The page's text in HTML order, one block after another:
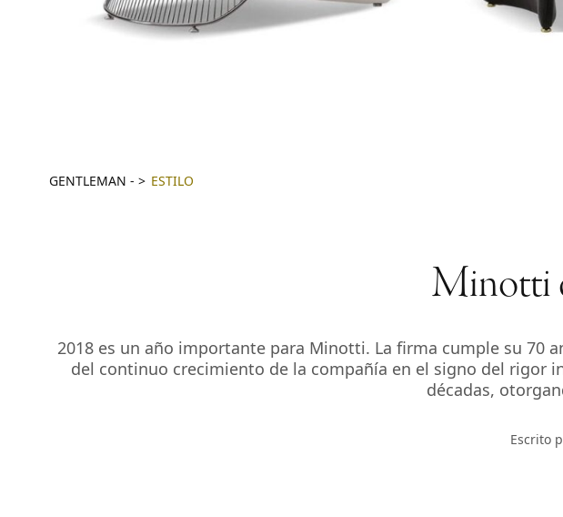
GENTLEMAN - ESTILO
Minotti
2018 es un año importante para Minotti. La firma cumple su 70
del continuo crecimiento de la compañía en el signo del rigor
décadas,
Escrito